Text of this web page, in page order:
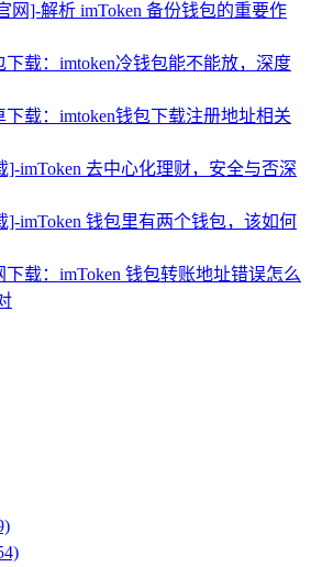
网]-解析 imToken 备份钱包的重要作
下载：imtoken冷钱包能不能放，深度
下载：imtoken钱包下载注册地址相关
]-imToken 去中心化理财，安全与否深
]-imToken 钱包里有两个钱包，该如何
下载：imToken 钱包转账地址错误怎么